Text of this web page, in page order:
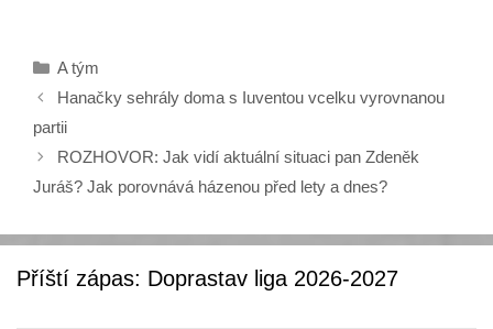
e
o
o
k
er
Rubriky
A tým
Hanačky sehrály doma s Iuventou vcelku vyrovnanou
partii
ROZHOVOR: Jak vidí aktuální situaci pan Zdeněk
Juráš? Jak porovnává házenou před lety a dnes?
Příští zápas: Doprastav liga 2026-2027